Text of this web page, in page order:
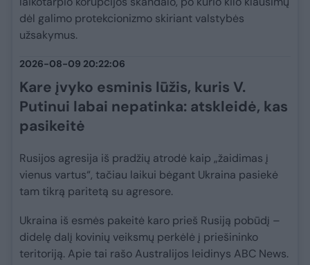
dėl galimo protekcionizmo skiriant valstybės
užsakymus.
2026-08-09 20:22:06
Kare įvyko esminis lūžis, kuris V.
Putinui labai nepatinka: atskleidė, kas
pasikeitė
Rusijos agresija iš pradžių atrodė kaip „žaidimas į
vienus vartus“, tačiau laikui bėgant Ukraina pasiekė
tam tikrą paritetą su agresore.
Ukraina iš esmės pakeitė karo prieš Rusiją pobūdį –
didelę dalį kovinių veiksmų perkėlė į priešininko
teritoriją. Apie tai rašo Australijos leidinys ABC News.